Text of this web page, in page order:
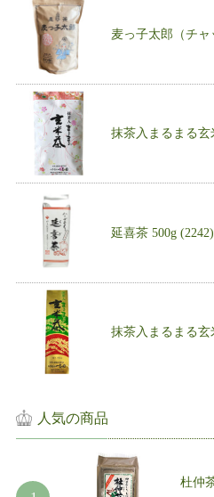
麦っ子太郎（チ
抹茶入まるまる玄
延喜茶 500g (2242)
抹茶入まるまる玄
人気の商品
杜仲